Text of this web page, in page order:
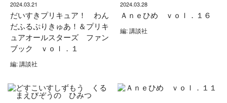
2024.03.21
だいすきプリキュア！ わん
だふるぷりきゅあ！＆プリキ
ュアオールスターズ ファン
ブック ｖｏｌ．１
編: 講談社
2024.03.28
Ａｎｅひめ ｖｏｌ．１６
編: 講談社